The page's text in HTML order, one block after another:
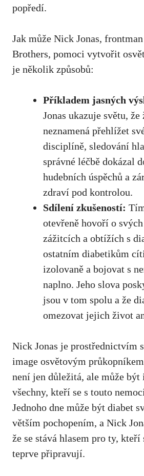
popředí.
Jak může Nick Jonas,
Brothers, pomoci vytvořit
je několik⁢ způsobů:
Příkladem jasných
Jonas ukazuje světu,
⁤neznamená ⁢přehlížet
disciplíně, sledování
správné‌ léčbě ‌dokázal
⁢hudebních úspěchů ‌a⁤
zdraví pod kontrolou.
Sdílení zkušeností:
otevřeně hovoří o
‌zážitcích a obtížích s
‌ostatním diabetikům
izolovaně a bojovat s
naplno. Jeho slova
jsou v tom spolu a že
omezovat jejich život
Nick Jonas​ je ‌prostřednictvím⁢
image osvětovým
není jen ‍důležitá,‍ ale může
všechny,⁣ kteří se s ⁤touto
Jednoho⁣ dne může být diabet⁤
větším‍ pochopením, a Nick
že se stává hlasem pro ‍ty, kteří
teprve připravují.